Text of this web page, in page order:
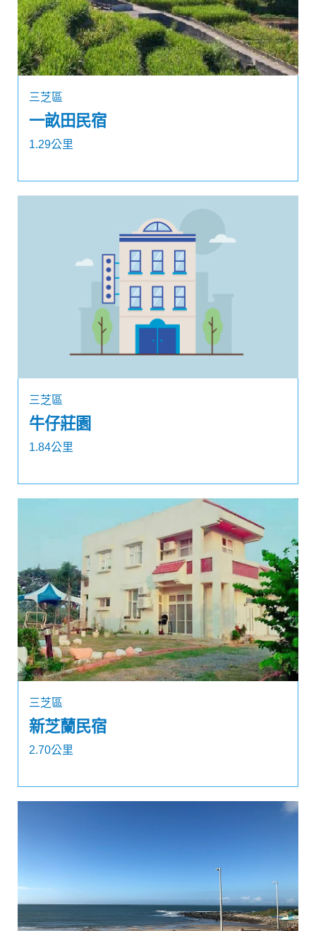
三芝區
一畝田民宿
1.29公里
三芝區
牛仔莊園
1.84公里
三芝區
新芝蘭民宿
2.70公里